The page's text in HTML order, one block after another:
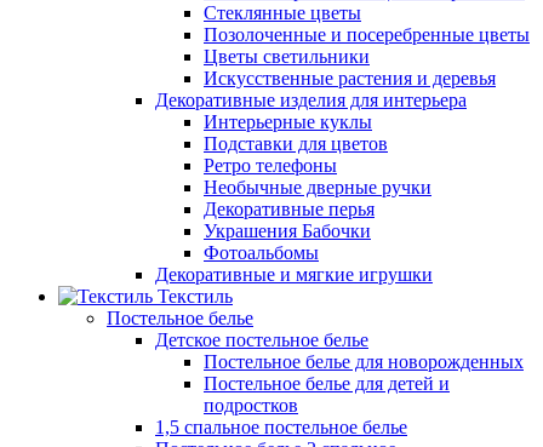
Стеклянные цветы
Позолоченные и посеребренные цветы
Цветы светильники
Искусственные растения и деревья
Декоративные изделия для интерьера
Интерьерные куклы
Подставки для цветов
Ретро телефоны
Необычные дверные ручки
Декоративные перья
Украшения Бабочки
Фотоальбомы
Декоративные и мягкие игрушки
Текстиль
Постельное белье
Детское постельное белье
Постельное белье для новорожденных
Постельное белье для детей и
подростков
1,5 спальное постельное белье